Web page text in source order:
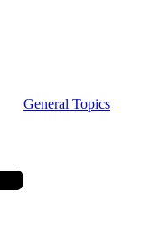
General Topics